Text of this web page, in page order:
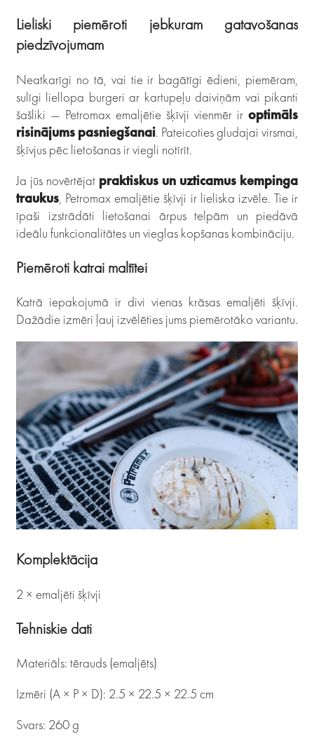
Lieliski piemēroti jebkuram gatavošanas
piedzīvojumam
Neatkarīgi no tā, vai tie ir bagātīgi ēdieni, piemēram,
sulīgi liellopa burgeri ar kartupeļu daiviņām vai pikanti
šašliki — Petromax emaljētie šķīvji vienmēr ir optimāls
risinājums pasniegšanai. Pateicoties gludajai virsmai,
šķīvjus pēc lietošanas ir viegli notīrīt.
Ja jūs novērtējat praktiskus un uzticamus kempinga
traukus, Petromax emaljētie šķīvji ir lieliska izvēle. Tie ir
īpaši izstrādāti lietošanai ārpus telpām un piedāvā
ideālu funkcionalitātes un vieglas kopšanas kombināciju.
Piemēroti katrai maltītei
Katrā iepakojumā ir divi vienas krāsas emaljēti šķīvji.
Dažādie izmēri ļauj izvēlēties jums piemērotāko variantu.
Komplektācija
2 × emaljēti šķīvji
Tehniskie dati
Materiāls: tērauds (emaljēts)
Izmēri (A × P × D): 2.5 × 22.5 × 22.5 cm
Svars: 260 g